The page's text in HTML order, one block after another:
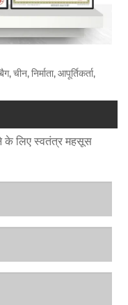
निर्माता, आपूर्तिकर्ता,
के लिए स्वतंत्र महसूस